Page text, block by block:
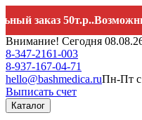
50т.р..Возможны
Внимание! Сегодня
8-347-2161-003
8-937-167-04-71
hello@bashmedica.ruПн-Пт с
Выписать счет
Каталог